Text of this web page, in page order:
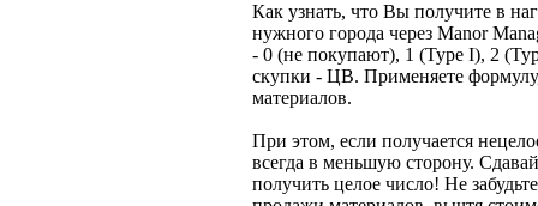
Как узнать, что Вы получите в
нужного города через Manor
- 0 (не покупают), 1 (Type I), 2
скупки - ЦВ. Применяете
материалов.
При этом, если получается
всегда в меньшую сторону.
получить целое число! Не